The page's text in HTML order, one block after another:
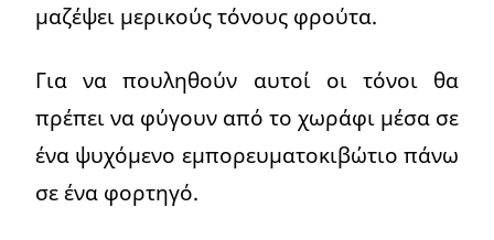
μαζέψει μερικούς τόνους φρούτα.
Για να πουληθούν αυτοί οι τόνοι θα
πρέπει να φύγουν από το χωράφι μέσα σε
ένα ψυχόμενο εμπορευματοκιβώτιο πάνω
σε ένα φορτηγό.